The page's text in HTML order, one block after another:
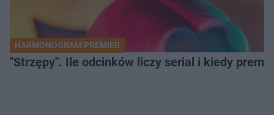
HARMONOGRAM PREMIER
"Strzępy". Ile odcinków liczy serial i kiedy